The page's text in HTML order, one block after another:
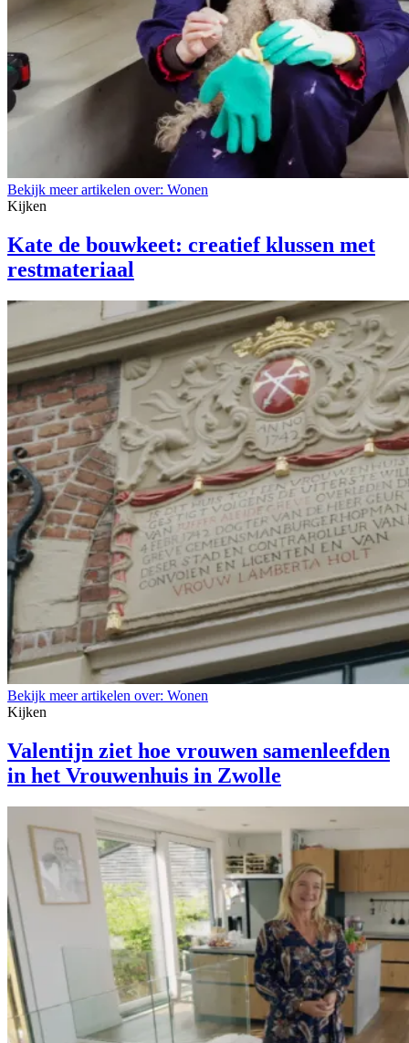
Bekijk meer artikelen over: Wonen
Kijken
Kate de bouwkeet: creatief klussen met
restmateriaal
Bekijk meer artikelen over: Wonen
Kijken
Valentijn ziet hoe vrouwen samenleefden
in het Vrouwenhuis in Zwolle